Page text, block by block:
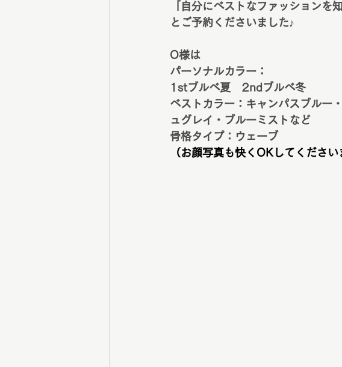
「自分にベストなファッションを
とご予約くださいました♪
O様は
パーソナルカラー：
1stブルベ夏　2ndブルベ冬
ベストカラー：キャンパスブルー
ュグレイ・ブルーミストなど
骨格タイプ：ウェーブ
（お顔写真も快くOKしてください